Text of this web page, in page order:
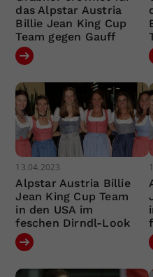
das Alpstar Austria
Billie Jean King Cup
Team gegen Gauff
13.04.2023
Alpstar Austria Billie
Jean King Cup Team
in den USA im
feschen Dirndl-Look